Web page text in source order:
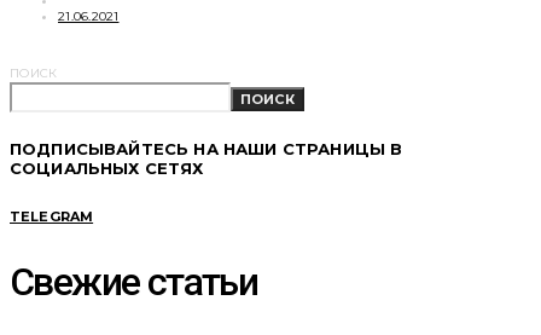
21.06.2021
ПОИСК
ПОИСК
ПОДПИСЫВАЙТЕСЬ НА НАШИ СТРАНИЦЫ В
СОЦИАЛЬНЫХ СЕТЯХ
TELEGRAM
Свежие статьи